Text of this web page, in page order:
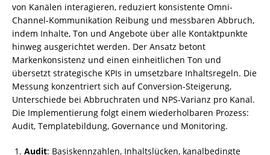
von Kanälen interagieren, reduziert konsistente Omni-
Channel-Kommunikation Reibung und messbaren Abbruch,
indem Inhalte, Ton und Angebote über alle Kontaktpunkte
hinweg ausgerichtet werden. Der Ansatz betont
Markenkonsistenz und einen einheitlichen Ton und
übersetzt strategische KPIs in umsetzbare Inhaltsregeln. Die
Messung konzentriert sich auf Conversion-Steigerung,
Unterschiede bei Abbruchraten und NPS-Varianz pro Kanal.
Die Implementierung folgt einem wiederholbaren Prozess:
Audit, Templatebildung, Governance und Monitoring.
Audit: Basiskennzahlen, Inhaltslücken, kanalbedingte